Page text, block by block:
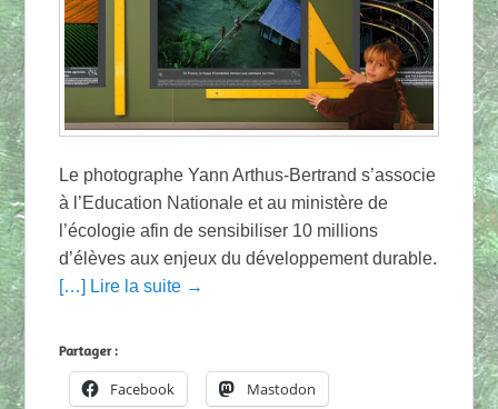
Le photographe Yann Arthus-Bertrand s’associe
à l’Education Nationale et au ministère de
l’écologie afin de sensibiliser 10 millions
d’élèves aux enjeux du développement durable.
[…] Lire la suite →
Partager :
Facebook Mastodon